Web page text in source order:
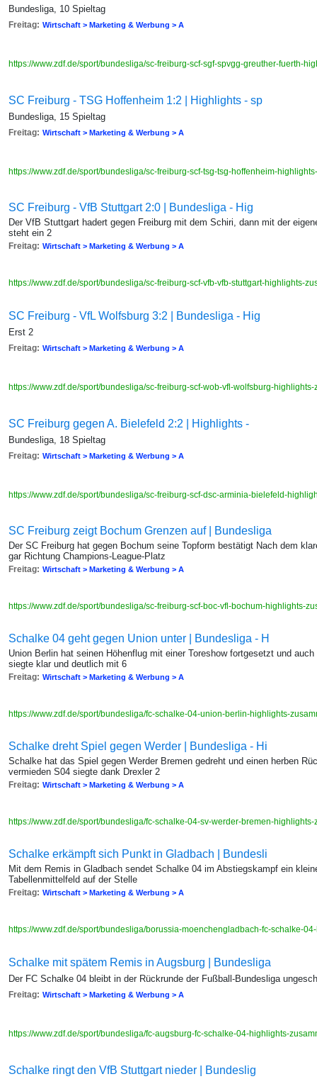
Bundesliga, 10 Spieltag
Freitag: Wirtschaft > Marketing & Werbung > A
https://www.zdf.de/sport/bundesliga/sc-freiburg-scf-sgf-spvgg-greuther-fuerth-
SC Freiburg - TSG Hoffenheim 1:2 | Highlights - sp
Bundesliga, 15 Spieltag
Freitag: Wirtschaft > Marketing & Werbung > A
https://www.zdf.de/sport/bundesliga/sc-freiburg-scf-tsg-tsg-hoffenheim-
SC Freiburg - VfB Stuttgart 2:0 | Bundesliga - Hig
Der VfB Stuttgart hadert gegen Freiburg mit dem Schiri, dann mit der
steht ein 2
Freitag: Wirtschaft > Marketing & Werbung > A
https://www.zdf.de/sport/bundesliga/sc-freiburg-scf-vfb-vfb-stuttgart-highlights-
SC Freiburg - VfL Wolfsburg 3:2 | Bundesliga - Hig
Erst 2
Freitag: Wirtschaft > Marketing & Werbung > A
https://www.zdf.de/sport/bundesliga/sc-freiburg-scf-wob-vfl-wolfsburg-
SC Freiburg gegen A. Bielefeld 2:2 | Highlights -
Bundesliga, 18 Spieltag
Freitag: Wirtschaft > Marketing & Werbung > A
https://www.zdf.de/sport/bundesliga/sc-freiburg-scf-dsc-arminia-bielefeld-
SC Freiburg zeigt Bochum Grenzen auf | Bundesliga
Der SC Freiburg hat gegen Bochum seine Topform bestätigt Nach dem
gar Richtung Champions-League-Platz
Freitag: Wirtschaft > Marketing & Werbung > A
https://www.zdf.de/sport/bundesliga/sc-freiburg-scf-boc-vfl-bochum-highlights-
Schalke 04 geht gegen Union unter | Bundesliga - H
Union Berlin hat seinen Höhenflug mit einer Toreshow fortgesetzt und
siegte klar und deutlich mit 6
Freitag: Wirtschaft > Marketing & Werbung > A
https://www.zdf.de/sport/bundesliga/fc-schalke-04-union-berlin-highlights-
Schalke dreht Spiel gegen Werder | Bundesliga - Hi
Schalke hat das Spiel gegen Werder Bremen gedreht und einen herben
vermieden S04 siegte dank Drexler 2
Freitag: Wirtschaft > Marketing & Werbung > A
https://www.zdf.de/sport/bundesliga/fc-schalke-04-sv-werder-bremen-
Schalke erkämpft sich Punkt in Gladbach | Bundesli
Mit dem Remis in Gladbach sendet Schalke 04 im Abstiegskampf ein
Tabellenmittelfeld auf der Stelle
Freitag: Wirtschaft > Marketing & Werbung > A
https://www.zdf.de/sport/bundesliga/borussia-moenchengladbach-fc-schalke-
Schalke mit spätem Remis in Augsburg | Bundesliga
Der FC Schalke 04 bleibt in der Rückrunde der Fußball-Bundesliga
Freitag: Wirtschaft > Marketing & Werbung > A
https://www.zdf.de/sport/bundesliga/fc-augsburg-fc-schalke-04-highlights-
Schalke ringt den VfB Stuttgart nieder | Bundeslig